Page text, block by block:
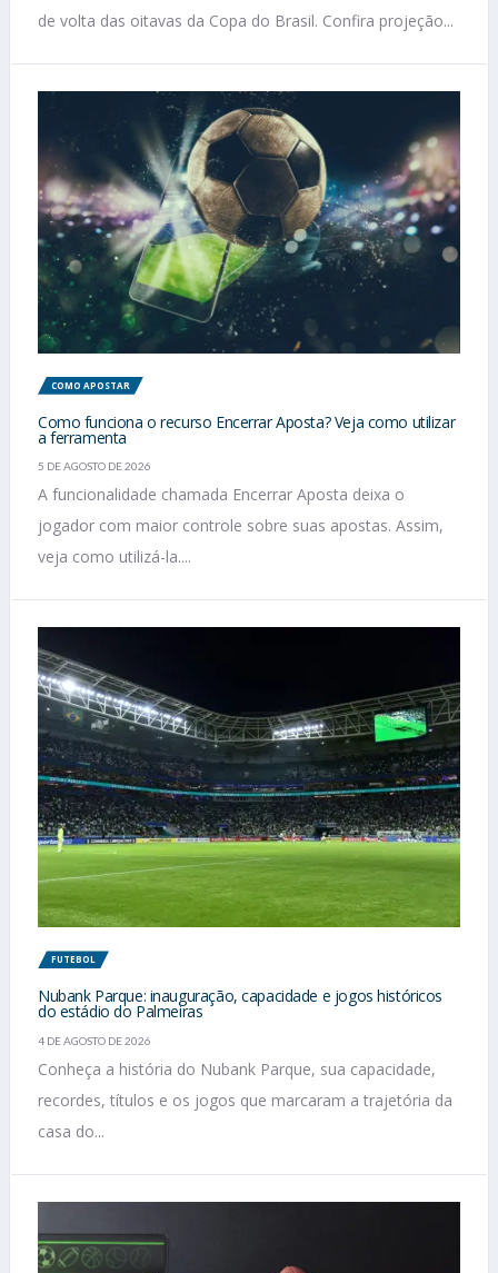
de volta das oitavas da Copa do Brasil. Confira projeção...
COMO APOSTAR
Como funciona o recurso Encerrar Aposta? Veja como utilizar
a ferramenta
5 DE AGOSTO DE 2026
A funcionalidade chamada Encerrar Aposta deixa o
jogador com maior controle sobre suas apostas. Assim,
veja como utilizá-la....
FUTEBOL
Nubank Parque: inauguração, capacidade e jogos históricos
do estádio do Palmeiras
4 DE AGOSTO DE 2026
Conheça a história do Nubank Parque, sua capacidade,
recordes, títulos e os jogos que marcaram a trajetória da
casa do...